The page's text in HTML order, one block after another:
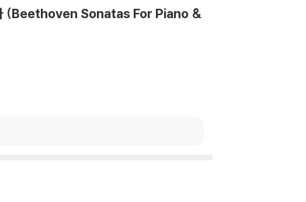
(Beethoven Sonatas For Piano &